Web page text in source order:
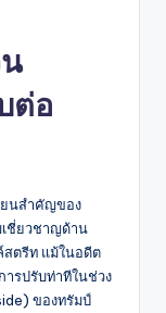
ต่อ
ยนสำคัญของ
เชี่ยวชาญด้าน
ตรีท แม้ในอดีต
ารปรับท่าทีในช่วง
ของทรัมป์